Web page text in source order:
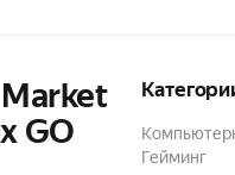
GO
Гейминг